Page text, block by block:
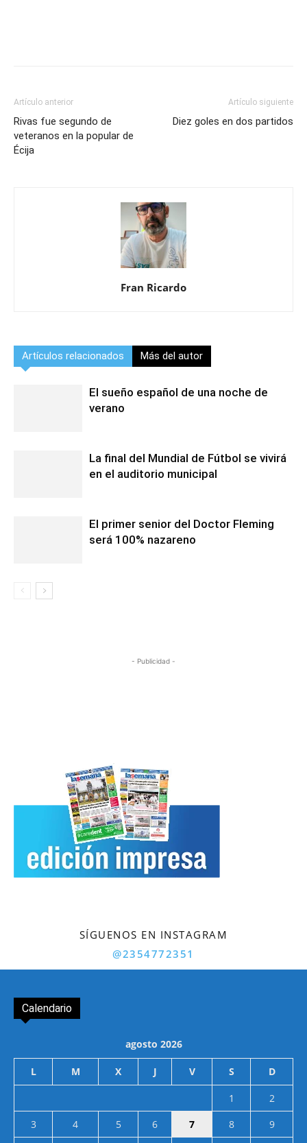
Artículo anterior
Rivas fue segundo de
veteranos en la popular de
Écija
Artículo siguiente
Diez goles en dos partidos
Fran Ricardo
Artículos relacionados Más del autor
El sueño español de una noche de
verano
La final del Mundial de Fútbol se vivirá
en el auditorio municipal
El primer senior del Doctor Fleming
será 100% nazareno
- Publicidad -
SÍGUENOS EN INSTAGRAM
@2354772351
Calendario
agosto 2026
L M X J V S D
1
2
3
4 5 6 7 8
9